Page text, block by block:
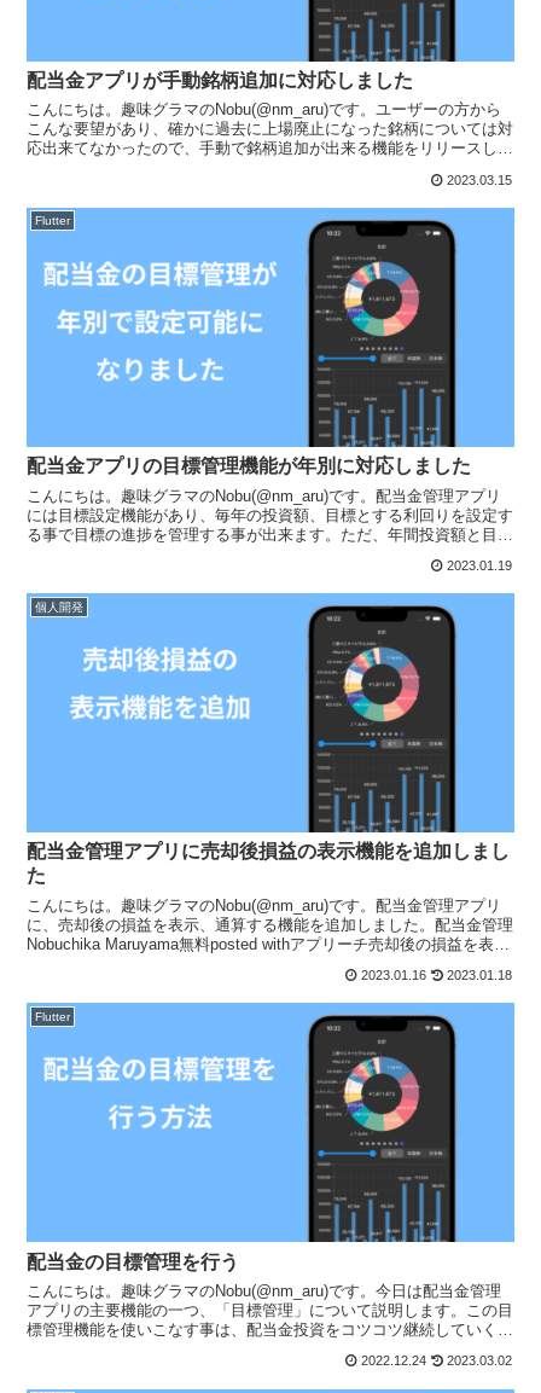
配当金アプリが手動銘柄追加に対応しました
こんにちは。趣味グラマのNobu(@nm_aru)です。ユーザーの方から
こんな要望があり、確かに過去に上場廃止になった銘柄については対
応出来てなかったので、手動で銘柄追加が出来る機能をリリースしま
2023.03.15
Flutter
配当金アプリの目標管理機能が年別に対応しました
こんにちは。趣味グラマのNobu(@nm_aru)です。配当金管理アプリ
には目標設定機能があり、毎年の投資額、目標とする利回りを設定す
る事で目標の進捗を管理する事が出来ます。ただ、年間投資額と目標
2023.01.19
個人開発
配当金管理アプリに売却後損益の表示機能を追加しまし
た
こんにちは。趣味グラマのNobu(@nm_aru)です。配当金管理アプリ
に、売却後の損益を表示、通算する機能を追加しました。配当金管理
Nobuchika Maruyama無料posted withアプリーチ売却後の損益を表示
2023.01.16 2023.01.18
Flutter
配当金の目標管理を行う
こんにちは。趣味グラマのNobu(@nm_aru)です。今日は配当金管理
アプリの主要機能の一つ、「目標管理」について説明します。この目
標管理機能を使いこなす事は、配当金投資をコツコツ継続していく大
2022.12.24 2023.03.02